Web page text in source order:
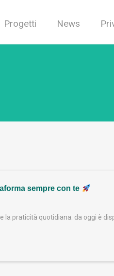
Progetti News
sempre con te
la praticità quotidiana: da oggi è